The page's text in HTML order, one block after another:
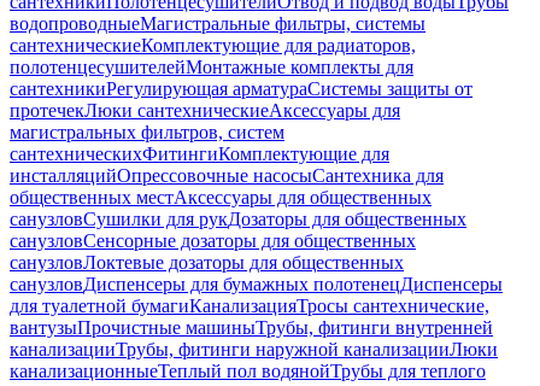
водопроводныеМагистральные фильтры, системы
сантехническиеКомплектующие для радиаторов,
полотенцесушителейМонтажные комплекты для
сантехникиРегулирующая арматураСистемы защиты от
протечекЛюки сантехническиеАксессуары для
магистральных фильтров, систем
сантехническихФитингиКомплектующие для
инсталляцийОпрессовочные насосыСантехника для
общественных местАксессуары для общественных
санузловСушилки для рукДозаторы для общественных
санузловСенсорные дозаторы для общественных
санузловЛоктевые дозаторы для общественных
санузловДиспенсеры для бумажных полотенецДиспенсеры
для туалетной бумагиКанализацияТросы сантехнические,
вантузыПрочистные машиныТрубы, фитинги внутренней
канализацииТрубы, фитинги наружной канализацииЛюки
канализационныеТеплый пол водянойТрубы для теплого